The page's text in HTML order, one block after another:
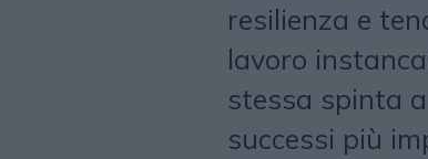
resilienza e
lavoro
stessa spinta
successi più